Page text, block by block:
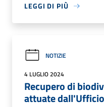
LEGGI DI PIÙ
NOTIZIE
4 LUGLIO 2024
Recupero di
attuate